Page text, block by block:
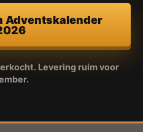
Adventskalender
Levering ruim voor